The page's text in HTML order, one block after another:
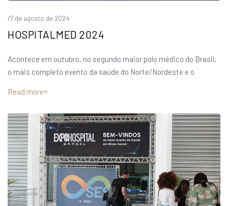
/7 de agosto de 2024
HOSPITALMED 2024
Acontece em outubro, no segundo maior polo médico do Brasil,
o mais completo evento da saúde do Norte/Nordeste e o
Read more